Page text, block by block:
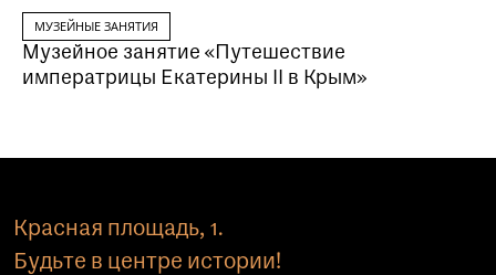
МУЗЕЙНЫЕ ЗАНЯТИЯ
Музейное занятие «Путешествие
императрицы Екатерины II в Крым»
Красная площадь, 1.
Будьте в центре истории!